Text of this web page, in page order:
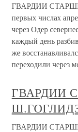
ГВАРДИИ
первых числах
через Одер
каждый день
же
переходили через
ГВАРДИИ
ГВАРДИИ